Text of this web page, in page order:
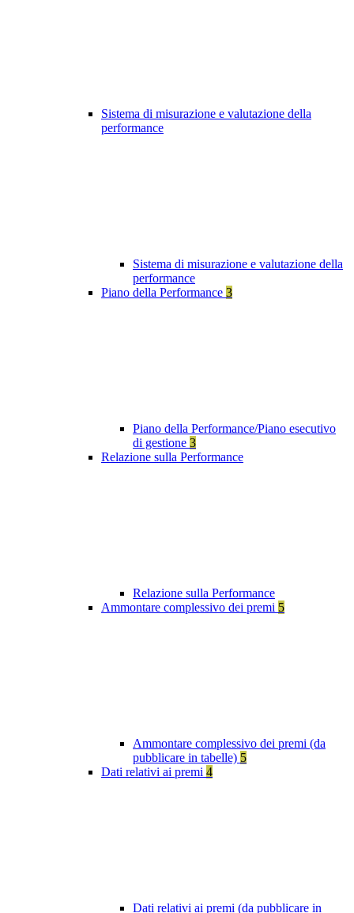
Sistema di misurazione e valutazione della
performance
Sistema di misurazione e valutazione della
performance
Piano della Performance 3
Piano della Performance/Piano esecutivo
di gestione 3
Relazione sulla Performance
Relazione sulla Performance
Ammontare complessivo dei premi 5
Ammontare complessivo dei premi (da
pubblicare in tabelle) 5
Dati relativi ai premi 4
Dati relativi ai premi (da pubblicare in